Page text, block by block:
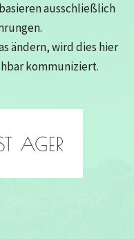
ausschließlich
ändern, wird dies hier
kommuniziert.